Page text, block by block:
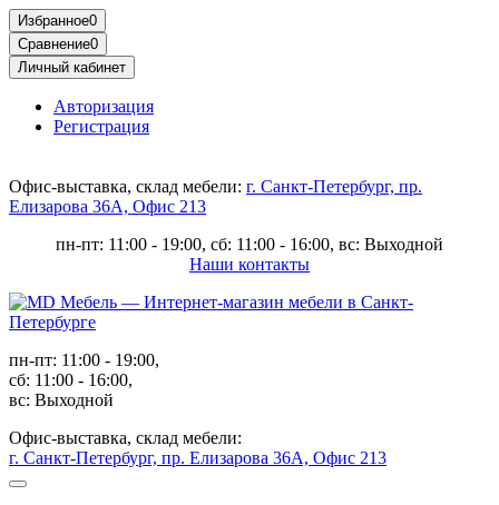
Избранное0
Сравнение0
Личный кабинет
Авторизация
Регистрация
Офис-выставка, склад мебели: г. Санкт-Петербург, пр.
Елизарова 36А, Офис 213
пн-пт: 11:00 - 19:00, сб: 11:00 - 16:00, вс: Выходной
Наши контакты
пн-пт: 11:00 - 19:00,
сб: 11:00 - 16:00,
вс: Выходной
Офис-выставка, склад мебели:
г. Санкт-Петербург, пр. Елизарова 36А, Офис 213